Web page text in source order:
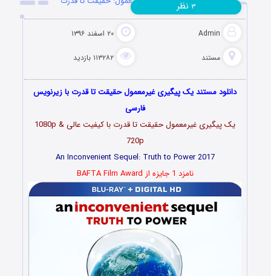
Admin ۲۰ اسفند ۱۳۹۶
مستند ۱۱۳۲۸۲ بازدید
۳ نظر
دانلود مستند یک پیگیری غیرمعمول حقیقت تا قدرت با زیرنویس
فارسی
یک پیگیری غیرمعمول حقیقت تا قدرت با کیفیت عالی 1080p &
720p
An Inconvenient Sequel: Truth to Power 2017
نامزد 1 جایزه از BAFTA Film Award